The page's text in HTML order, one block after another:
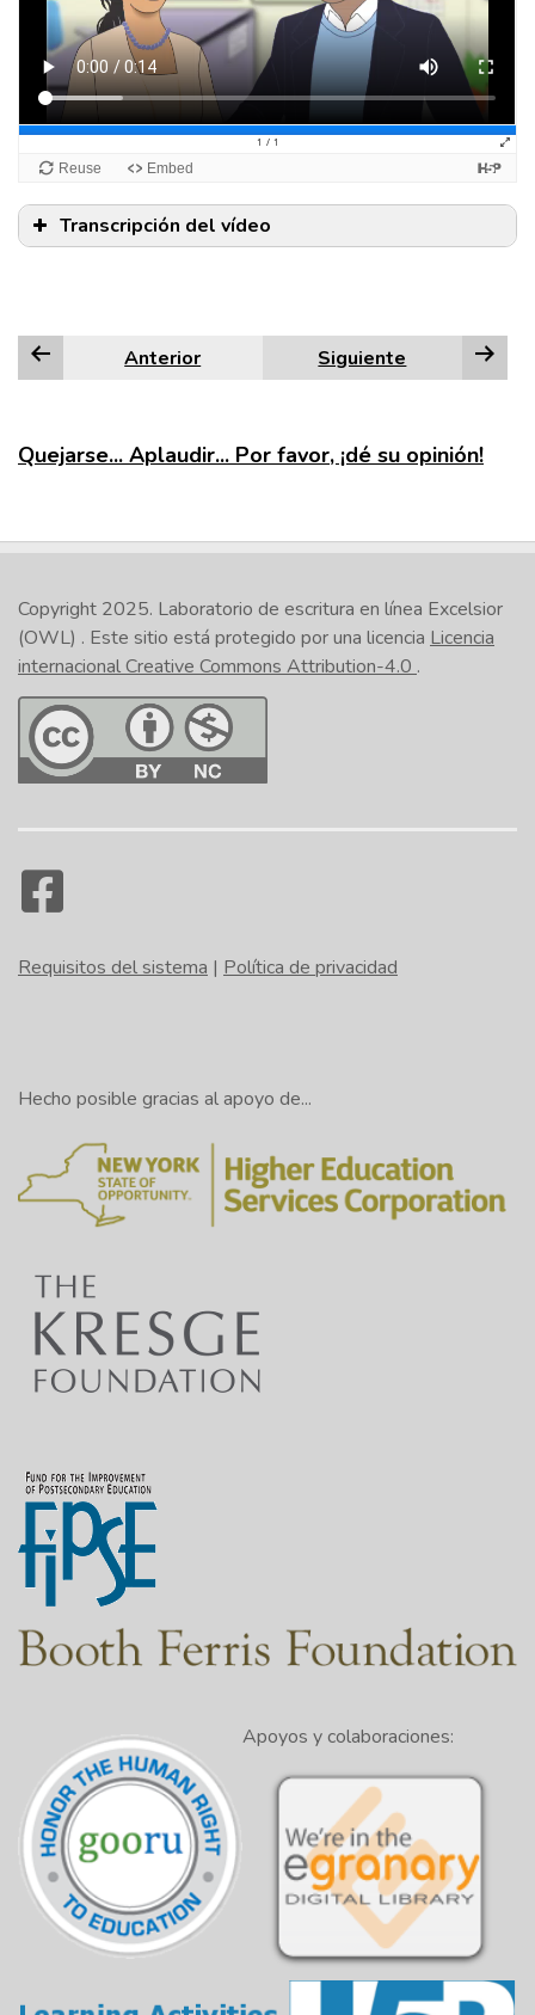
Transcripción del vídeo
Anterior Siguiente
Quejarse... Aplaudir... Por favor, ¡dé su opinión!
Copyright 2025. Laboratorio de escritura en línea Excelsior
(OWL) . Este sitio está protegido por una licencia Licencia
internacional Creative Commons Attribution-4.0 .
Requisitos del sistema | Política de privacidad
Hecho posible gracias al apoyo de...
Apoyos y colaboraciones: